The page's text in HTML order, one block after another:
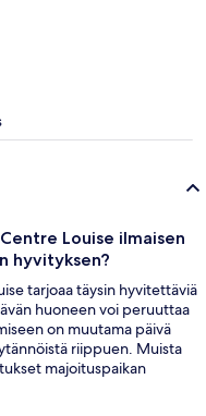
Louise ilmaisen
hyvityksen?
tarjoaa täysin hyvitettäviä
huoneen voi peruuttaa
on muutama päivä
riippuen. Muista
majoituspaikan